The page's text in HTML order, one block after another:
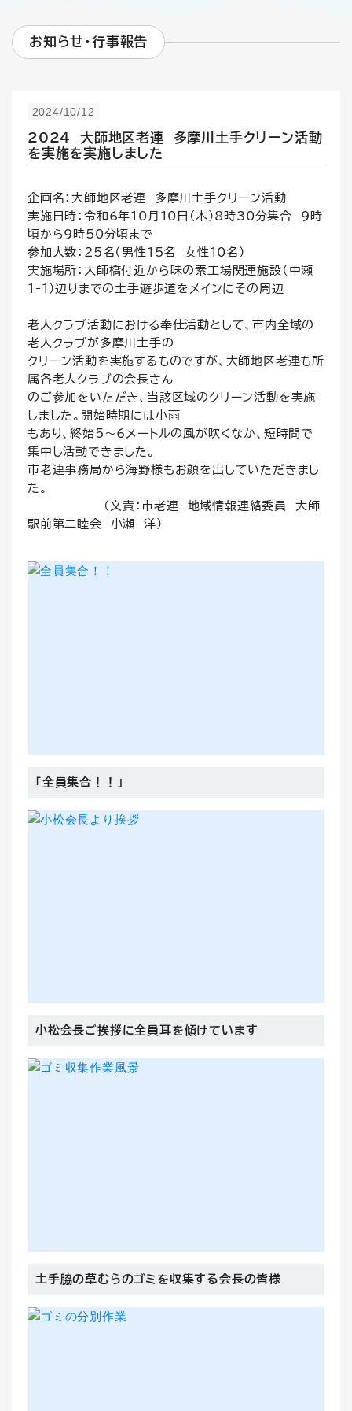
お知らせ・行事報告
2024/10/12
2024 大師地区老連 多摩川土手クリーン活動
を実施を実施しました
企画名：大師地区老連 多摩川土手クリーン活動
実施日時：令和6年10月10日(木）8時30分集合 9時
頃から9時50分頃まで
参加人数：25名（男性15名 女性10名）
実施場所：大師橋付近から味の素工場関連施設（中瀬
1-1)辺りまでの土手遊歩道をメインにその周辺
老人クラブ活動における奉仕活動として、市内全域の
老人クラブが多摩川土手の
クリーン活動を実施するものですが、大師地区老連も所
属各老人クラブの会長さん
のご参加をいただき、当該区域のクリーン活動を実施
しました。開始時期には小雨
もあり、終始5～6メートルの風が吹くなか、短時間で
集中し活動できました。
市老連事務局から海野様もお顔を出していただきまし
た。
(文責：市老連 地域情報連絡委員 大師
駅前第二睦会 小瀬 洋）
「全員集合！！」
小松会長ご挨拶に全員耳を傾けています
土手脇の草むらのゴミを収集する会長の皆様